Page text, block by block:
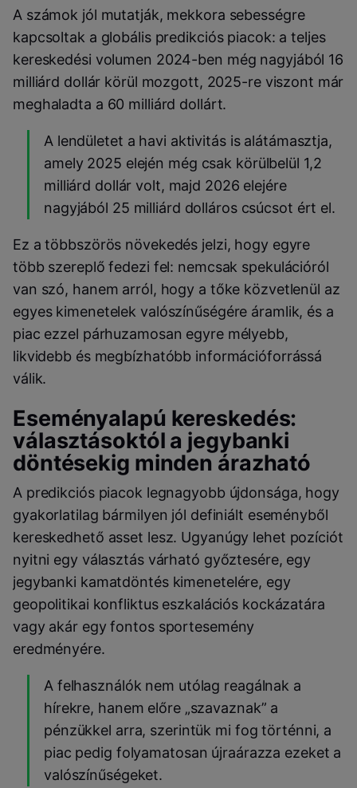
A számok jól mutatják, mekkora sebességre
kapcsoltak a globális predikciós piacok: a teljes
kereskedési volumen 2024-ben még nagyjából 16
milliárd dollár körül mozgott, 2025-re viszont már
meghaladta a 60 milliárd dollárt.
A lendületet a havi aktivitás is alátámasztja,
amely 2025 elején még csak körülbelül 1,2
milliárd dollár volt, majd 2026 elejére
nagyjából 25 milliárd dolláros csúcsot ért el.
Ez a többszörös növekedés jelzi, hogy egyre
több szereplő fedezi fel: nemcsak spekulációról
van szó, hanem arról, hogy a tőke közvetlenül az
egyes kimenetelek valószínűségére áramlik, és a
piac ezzel párhuzamosan egyre mélyebb,
likvidebb és megbízhatóbb információforrássá
válik.
Eseményalapú kereskedés:
választásoktól a jegybanki
döntésekig minden árazható
A predikciós piacok legnagyobb újdonsága, hogy
gyakorlatilag bármilyen jól definiált eseményből
kereskedhető asset lesz. Ugyanúgy lehet pozíciót
nyitni egy választás várható győztesére, egy
jegybanki kamatdöntés kimenetelére, egy
geopolitikai konfliktus eszkalációs kockázatára
vagy akár egy fontos sportesemény
eredményére.
A felhasználók nem utólag reagálnak a
hírekre, hanem előre „szavaznak” a
pénzükkel arra, szerintük mi fog történni, a
piac pedig folyamatosan újraárazza ezeket a
valószínűségeket.